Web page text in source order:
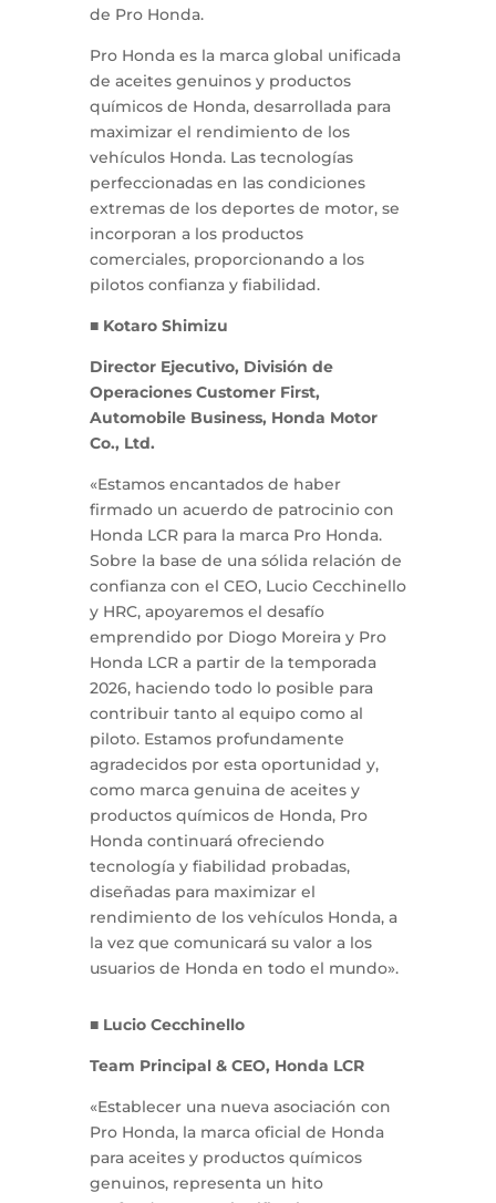
de Pro Honda.
Pro Honda es la marca global unificada
de aceites genuinos y productos
químicos de Honda, desarrollada para
maximizar el rendimiento de los
vehículos Honda. Las tecnologías
perfeccionadas en las condiciones
extremas de los deportes de motor, se
incorporan a los productos
comerciales, proporcionando a los
pilotos confianza y fiabilidad.
■ Kotaro Shimizu
Director Ejecutivo, División de
Operaciones Customer First,
Automobile Business, Honda Motor
Co., Ltd.
«Estamos encantados de haber
firmado un acuerdo de patrocinio con
Honda LCR para la marca Pro Honda.
Sobre la base de una sólida relación de
confianza con el CEO, Lucio Cecchinello
y HRC, apoyaremos el desafío
emprendido por Diogo Moreira y Pro
Honda LCR a partir de la temporada
2026, haciendo todo lo posible para
contribuir tanto al equipo como al
piloto. Estamos profundamente
agradecidos por esta oportunidad y,
como marca genuina de aceites y
productos químicos de Honda, Pro
Honda continuará ofreciendo
tecnología y fiabilidad probadas,
diseñadas para maximizar el
rendimiento de los vehículos Honda, a
la vez que comunicará su valor a los
usuarios de Honda en todo el mundo».
■ Lucio Cecchinello
Team Principal & CEO, Honda LCR
«Establecer una nueva asociación con
Pro Honda, la marca oficial de Honda
para aceites y productos químicos
genuinos, representa un hito